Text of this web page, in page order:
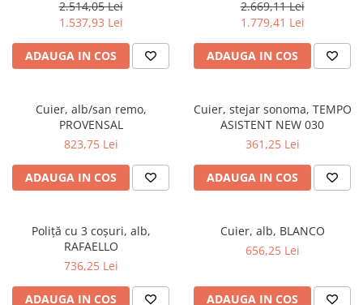
2.514,05 Lei
1.537,93 Lei
ADAUGA IN COS
stofa maro/ alb, Bortis
2.669,11 Lei
1.779,41 Lei
ADAUGA IN COS
Cuier, alb/san remo,
PROVENSAL
823,75 Lei
ADAUGA IN COS
Cuier, stejar sonoma, TEMPO
ASISTENT NEW 030
361,25 Lei
ADAUGA IN COS
Poliţă cu 3 coşuri, alb,
RAFAELLO
736,25 Lei
ADAUGA IN COS
Cuier, alb, BLANCO
656,25 Lei
ADAUGA IN COS